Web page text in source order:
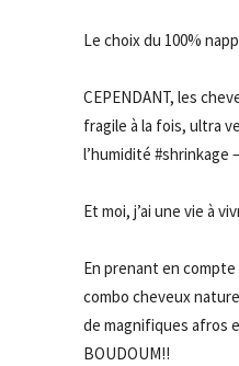
Le choix du 100%
CEPENDANT, les
fragile à la fois, ultra
l’humidité
Et moi, j’ai une vie à
En prenant en
combo cheveux
de magnifiques afros
BOUDOUM!!